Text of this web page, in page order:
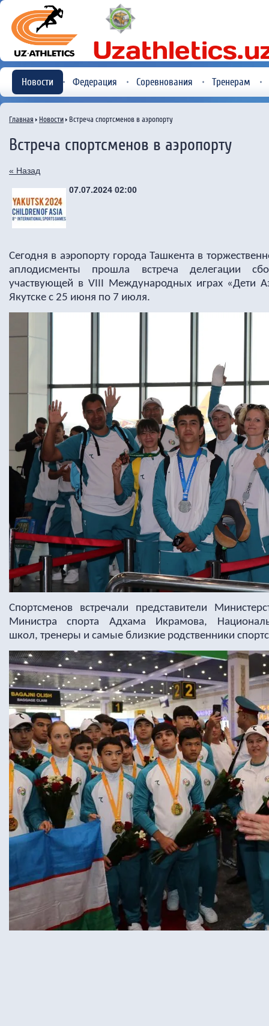
Новости Федерация Соревнования Тренерам
Главная Новости Встреча спортсменов в аэропорту
Встреча спортсменов в аэропорту
« Назад
07.07.2024 02:00
Сегодня в аэропорту города Ташкента в
аплодисменты прошла встреча делегации
участвующей в VIII Международных играх «Дети
Якутске с 25 июня по 7 июля.
Спортсменов встречали представители
Министра спорта Адхама Икрамова,
школ, тренеры и самые близкие родственники